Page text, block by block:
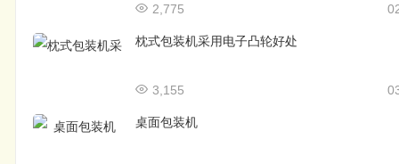
2,775
枕式包装机采用电子凸轮好处
3,155
桌面包装机